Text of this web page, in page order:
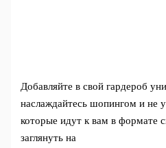
Добавляйте в свой гардероб
наслаждайтесь шопингом и не
которые идут к вам в формате
заглянуть на